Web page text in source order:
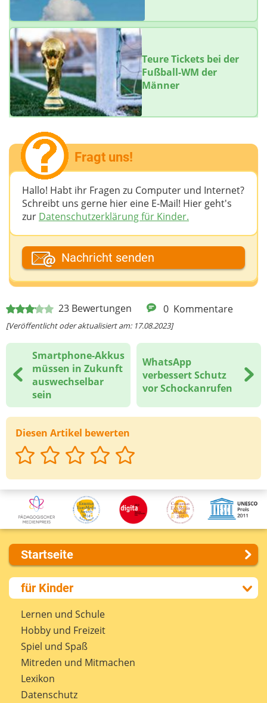
23 Bewertungen 0 Kommentare
[Veröffentlicht oder aktualisiert am: 17.08.2023]
Smartphone-Akkus
müssen in Zukunft
auswechselbar
sein
WhatsApp
verbessert Schutz
vor Schockanrufen
Diesen Artikel bewerten
Teure Tickets bei der
Fußball-WM der
Männer
Fragt uns!
Hallo! Habt ihr Fragen zu Computer und Internet?
Schreibt uns gerne hier eine E-Mail! Hier geht's
zur Datenschutzerklärung für Kinder.
Dein Fantasiename
Deine E-Mail-Adresse (wenn du eine Antwort
möchtest)
Deine Nachricht
Nachricht senden
Startseite
Über uns
Presse
Kontakt
Impressum
Internet-ABC Sitemap
Barrierefreiheit
Länderprojekte
für Kinder
Lernen und Schule
Hobby und Freizeit
Spiel und Spaß
Mitreden und Mitmachen
Lexikon
Datenschutz